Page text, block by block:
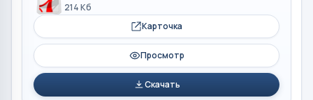
214 Кб
Карточка
Просмотр
Скачать